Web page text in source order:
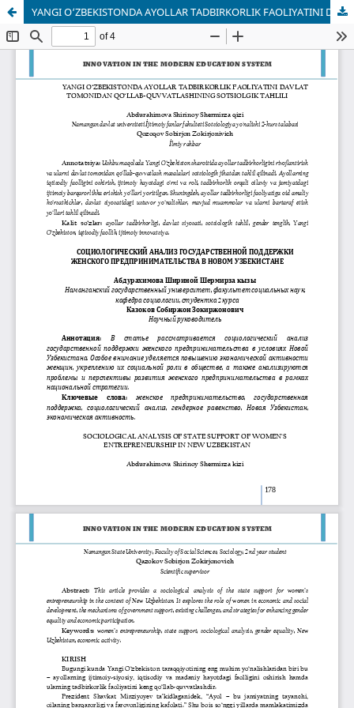
YANGI O‘ZBEKISTONDA AYOLLAR TADBIRKORLIK FAOLIYATINI DAVLAT TOMONIDAN QO‘LLAB-QUVVATLASHINING SOTSIOLGIK TAHLILI